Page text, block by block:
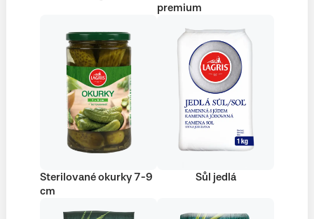
premium
Sterilované okurky 7-9
cm
Sůl jedlá